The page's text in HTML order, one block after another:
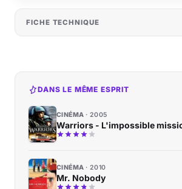
FICHE TECHNIQUE
DANS LE MÊME ESPRIT
CINÉMA 2005
Warriors - L'impossible
CINÉMA 2010
Mr. Nobody